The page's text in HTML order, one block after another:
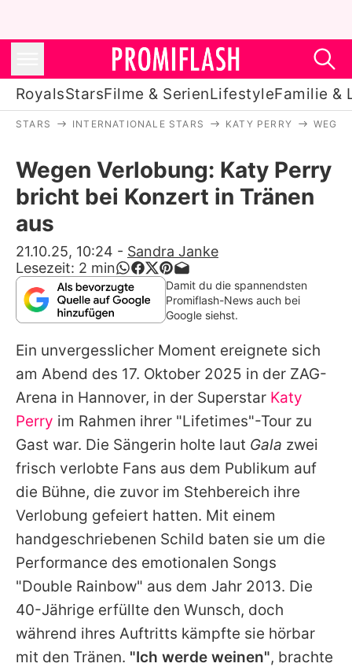
RoyalsStarsFilme & SerienLifestyleFamilie &
Stars
Filme & Serien
Lifestyle
Familie & Liebe
Promiflash Exklusiv
Alle Themen auf Promiflash
Jobs
App runterladen
Team
Redaktionelle Richtlinien
Impressum
Datenschutzerklärung
Utiq verwalten
STARS INTERNATIONALE STARS KATY PERRY
Wegen Verlobung: Katy Perry
bricht bei Konzert in Tränen
aus
21.10.25, 10:24 - Sandra Janke
Lesezeit: 2 min
Damit du die spannendsten
Promiflash-News auch bei
Google siehst.
Ein unvergesslicher Moment ereignete sich
am Abend des 17. Oktober 2025 in der ZAG-
Arena in Hannover, in der Superstar Katy
Perry im Rahmen ihrer "Lifetimes"-Tour zu
Gast war. Die Sängerin holte laut Gala zwei
frisch verlobte Fans aus dem Publikum auf
die Bühne, die zuvor im Stehbereich ihre
Verlobung gefeiert hatten. Mit einem
handgeschriebenen Schild baten sie um die
Performance des emotionalen Songs
"Double Rainbow" aus dem Jahr 2013. Die
40-Jährige erfüllte den Wunsch, doch
während ihres Auftritts kämpfte sie hörbar
mit den Tränen. "Ich werde weinen", brachte